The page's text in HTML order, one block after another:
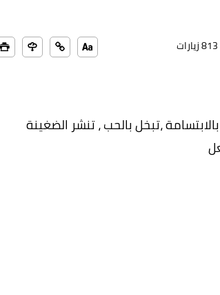
813 زيارات
،تبخل بالحب ، تنشر الضغينة